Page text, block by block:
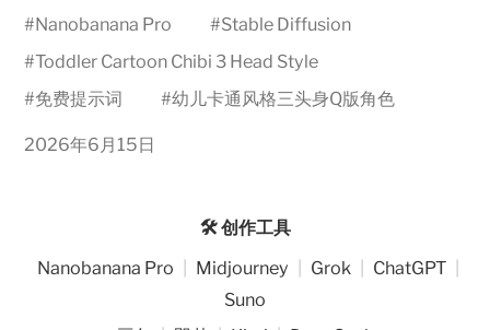
#Nanobanana Pro #Stable Diffusion
#Toddler Cartoon Chibi 3 Head Style
#免费提示词 #幼儿卡通风格三头身Q版角色
2026年6月15日
🛠️ 创作工具
Nanobanana Pro
Midjourney Grok ChatGPT
Suno